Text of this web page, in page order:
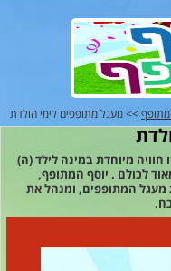
>> מעגל מתופפים לימי הולדת
מיוחדת במינה לילד (ה)
לכולם . יוסף המתופף,
מעגל המתופפים, ומנהל את